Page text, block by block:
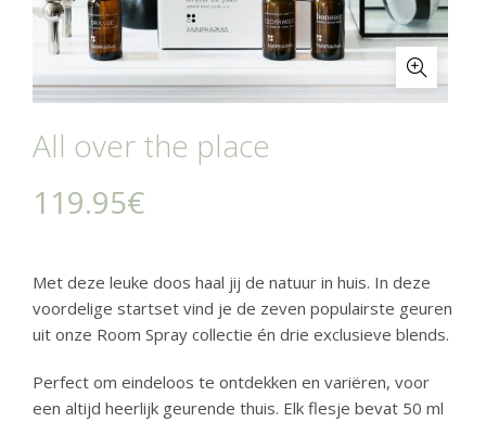
All over the place
119.95€
Met deze leuke doos haal jij de natuur in huis. In deze
voordelige startset vind je de zeven populairste geuren
uit onze Room Spray collectie én drie exclusieve blends.
Perfect om eindeloos te ontdekken en variëren, voor
een altijd heerlijk geurende thuis. Elk flesje bevat 50 ml